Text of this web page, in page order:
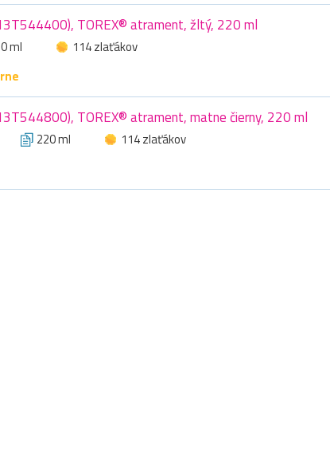
TOREX® atrament, žltý, 220 ml
ml
114 zlaťákov
TOREX® atrament, matne čierny, 220 ml
220 ml
114 zlaťákov